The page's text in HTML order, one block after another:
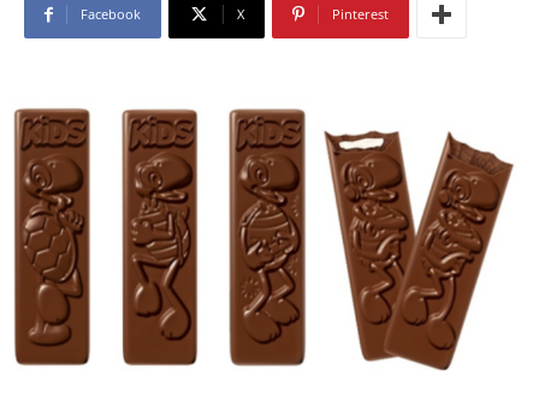
Facebook X Pinterest